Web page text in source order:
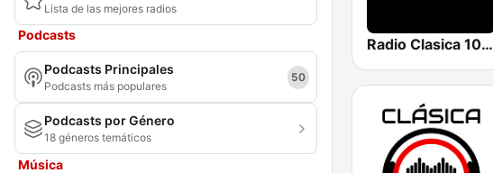
Lista de las mejores radios
Podcasts
Podcasts Principales
Podcasts más populares
50
Podcasts por Género
18 géneros temáticos
Música
Radio Clasica 103.3 FM